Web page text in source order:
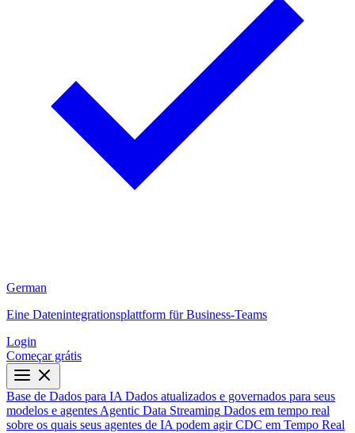
German
Eine Datenintegrationsplattform für Business-Teams
Login
Começar grátis
Base de Dados para IA Dados atualizados e governados para seus
modelos e agentes Agentic Data Streaming Dados em tempo real
sobre os quais seus agentes de IA podem agir CDC em Tempo Real